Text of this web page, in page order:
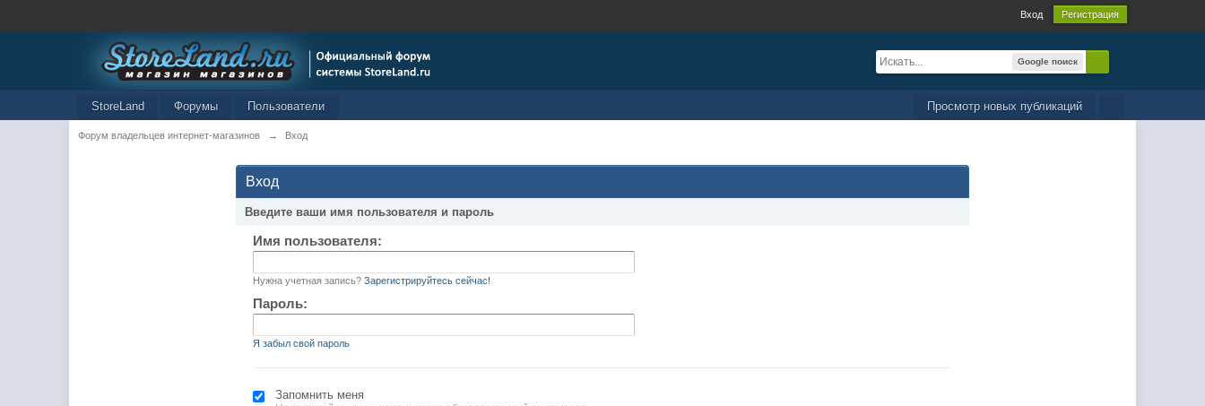
Вход Регистрация
Google поиск
Просмотр новых публикаций
StoreLand Форумы Пользователи
Форум владельцев интернет-магазинов → Вход
Вход
Введите ваши имя пользователя и пароль
Имя пользователя:
Нужна учетная запись? Зарегистрируйтесь сейчас!
Пароль:
Я забыл свой пароль
Запомнить меня